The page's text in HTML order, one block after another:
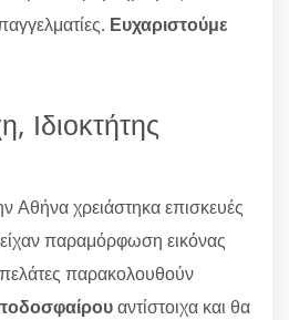
Ευχαριστούμε
Ιδιοκτήτης
Αθήνα χρειάστηκα επισκευές
παραμόρφωση εικόνας
παρακολουθούν
αντίστοιχα και θα